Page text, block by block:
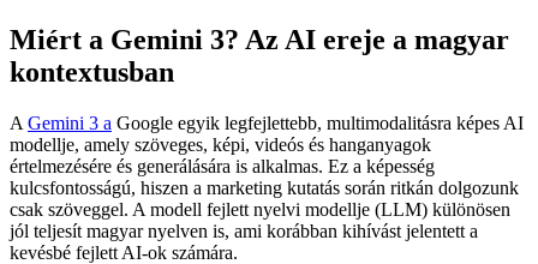
Miért a Gemini 3? Az AI ereje a magyar
kontextusban
A Gemini 3 a Google egyik legfejlettebb, multimodalitásra képes AI
modellje, amely szöveges, képi, videós és hanganyagok
értelmezésére és generálására is alkalmas. Ez a képesség
kulcsfontosságú, hiszen a marketing kutatás során ritkán dolgozunk
csak szöveggel. A modell fejlett nyelvi modellje (LLM) különösen
jól teljesít magyar nyelven is, ami korábban kihívást jelentett a
kevésbé fejlett AI-ok számára.